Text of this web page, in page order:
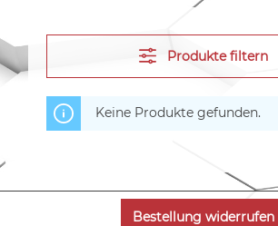
Produkte filtern
Keine Produkte gefunden.
Bestellung widerrufen